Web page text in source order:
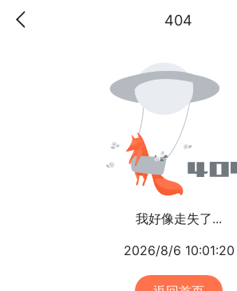
404
我好像走失了...
2026/8/6 10:01:20